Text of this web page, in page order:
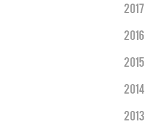
2017
2016
2015
2014
2013